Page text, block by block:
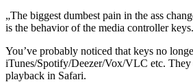
„The biggest dumbest pain in the ass
is the behavior of the media controller keys.
You’ve probably noticed that keys no
iTunes/Spotify/Deezer/Vox/VLC etc.
playback in Safari.